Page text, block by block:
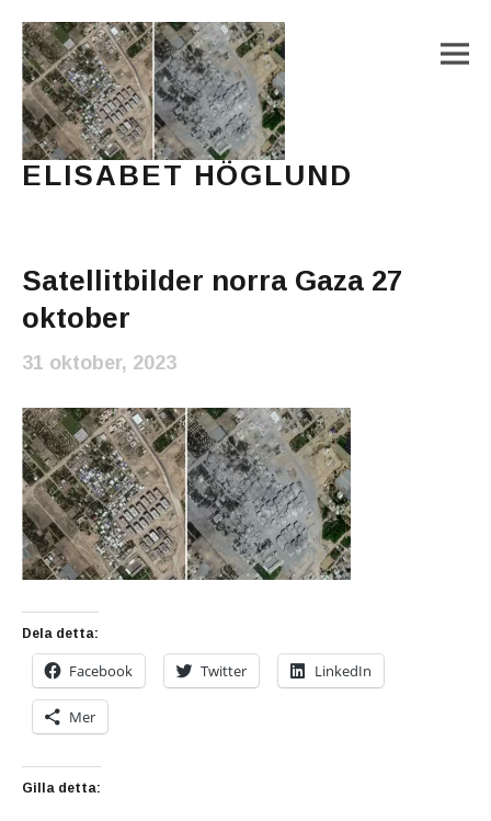
ELISABET HÖGLUND
Satellitbilder norra Gaza 27
oktober
31 oktober, 2023
Dela detta:
Facebook Twitter LinkedIn
Mer
Gilla detta: